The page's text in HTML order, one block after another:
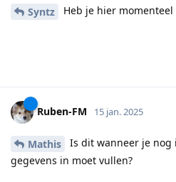
Syntz Heb je hier
Ruben-FM 15 jan. 2025
Mathis
Is dit wanneer je nog
gegevens in moet vullen?